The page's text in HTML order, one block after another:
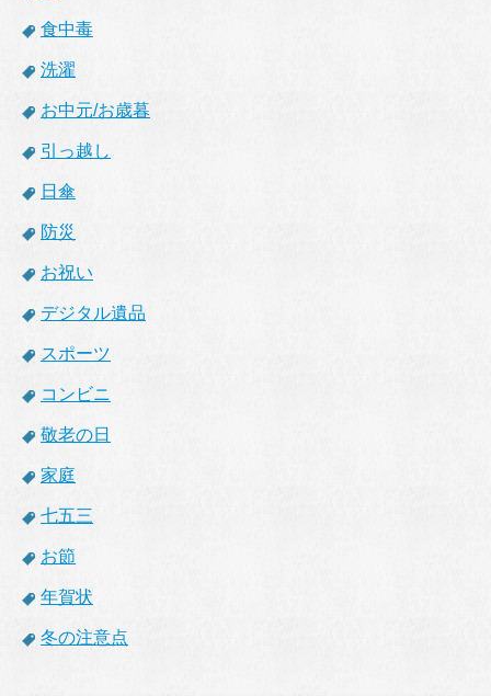
食中毒
洗濯
お中元/お歳暮
引っ越し
日傘
防災
お祝い
デジタル遺品
スポーツ
コンビニ
敬老の日
家庭
七五三
お節
年賀状
冬の注意点